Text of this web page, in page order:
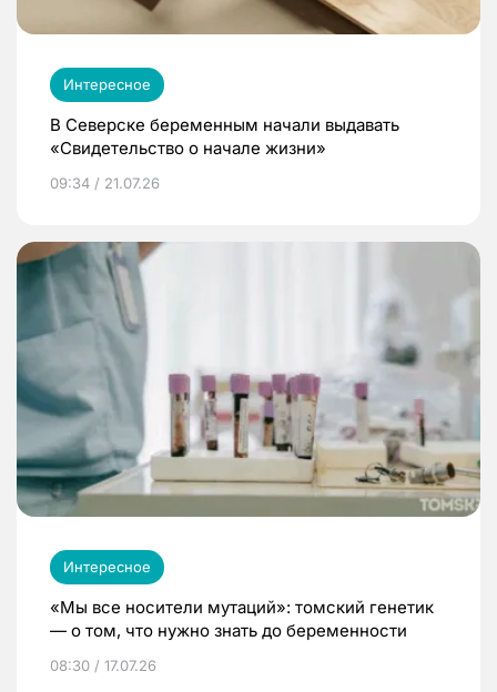
Интересное
В Северске беременным начали выдавать
«Свидетельство о начале жизни»
09:34 / 21.07.26
Интересное
«Мы все носители мутаций»: томский генетик
— о том, что нужно знать до беременности
08:30 / 17.07.26